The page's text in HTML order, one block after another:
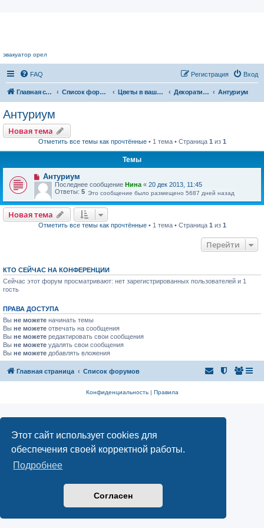
Этот сайт использует cookies для
обеспечения своей корректной работы.
Подробнее
Согласен
эвакуатор орел
FAQ Вход
Регистрация
Главная страница Список форумов Цветы в вашем доме Декоративноцветущие растения Антуриум
Антуриум
Новая тема
Отметить все темы как прочтённые• 1 тема • Страница 1 из 1
Темы
Антуриум
Последнее сообщение Нина « 20 дек 2013, 11:45
Ответы: 5 Это сообщение было размещено 5687 дней назад
Новая тема
Отметить все темы как прочтённые• 1 тема • Страница 1 из 1
Перейти
КТО СЕЙЧАС НА КОНФЕРЕНЦИИ
Сейчас этот форум просматривают: нет зарегистрированных пользователей и 1
гость
ПРАВА ДОСТУПА
Вы не можете начинать темы
Вы не можете отвечать на сообщения
Вы не можете редактировать свои сообщения
Вы не можете удалять свои сообщения
Вы не можете добавлять вложения
Главная страница Список форумов
Конфиденциальность| Правила